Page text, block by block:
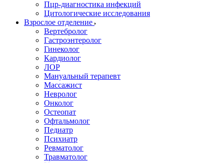
Пцр-диагностика инфекций
Цитологические исследования
Взрослое отделение
Вертебролог
Гастроэнтеролог
Гинеколог
Кардиолог
ЛОР
Мануальный терапевт
Массажист
Невролог
Онколог
Остеопат
Офтальмолог
Педиатр
Психиатр
Ревматолог
Травматолог